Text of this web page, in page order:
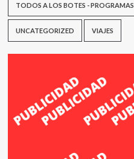
TODOS A LOS BOTES - PROGRAMAS
UNCATEGORIZED VIAJES